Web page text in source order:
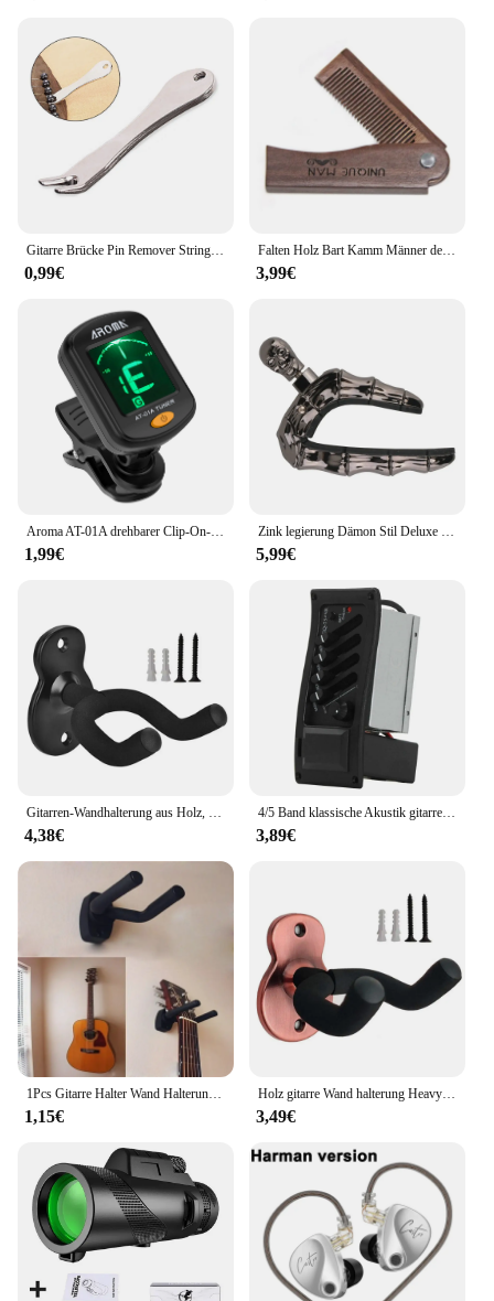
Gitarre Brücke Pin Remover String Nail Peg Puller Werkzeug Chrom Metall Akustische Folk Bass Ziehen Brücke Praktische Extractor Zubehör
0,99€
Falten Holz Bart Kamm Männer der Wellen Pinsel Haar Bart & Schnurrbart Kamm Sandelholz Kamm Alltägliche Pflege Verwenden mit Balsame und Öle
3,99€
Aroma AT-01A drehbarer Clip-On-Tuner LCD-Display für chromatische Gitarre Bass Ukulele Violine
1,99€
Zink legierung Dämon Stil Deluxe Gitarre Capo Schädel Capo für Bass Akustik E-Gitarre Hochglanz Schädel Tonhöhe einstellen
5,99€
Gitarren-Wandhalterung aus Holz, robust, einzigartiges Design, gebogener Ukulelen-Haken, Bass-Aufbewahrung, Akustik- und E-Gitarren-Rack-Halterung
4,38€
4/5 Band klassische Akustik gitarre Pickup Musik instrument Zubehör EQ Equalizer Preamp mit Lautstärke Mitte Höhen bass steuerung
3,89€
1,15€
Holz gitarre Wand halterung Heavy Duty einzigartiges Design gebogen Ukulele Haken Bass Lagerung akustische E-Gitarre Rack Halterung
3,49€